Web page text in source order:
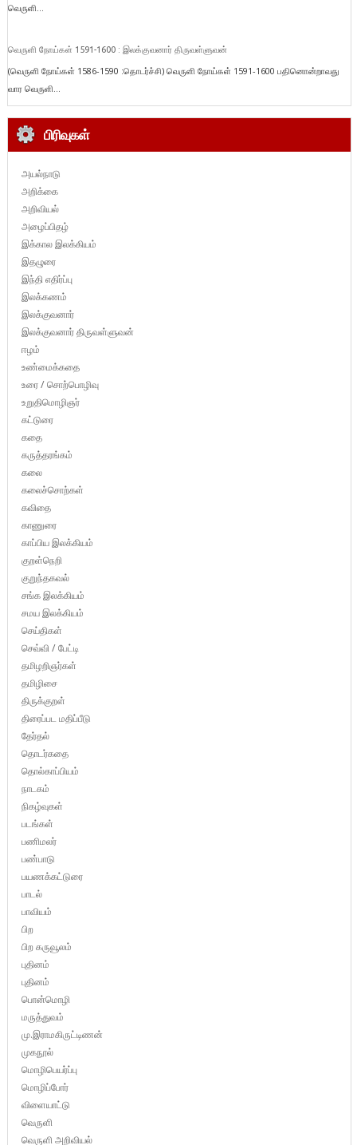
வெருளி...
வெருளி நோய்கள் 1591-1600 : இலக்குவனார் திருவள்ளுவன்
(வெருளி நோய்கள் 1586-1590 :தொடர்ச்சி) வெருளி நோய்கள் 1591-1600 பதினொன்றாவது
வார வெருளி...
பிரிவுகள்
அயல்நாடு
அறிக்கை
அறிவியல்
அழைப்பிதழ்
இக்கால இலக்கியம்
இதழுரை
இந்தி எதிர்ப்பு
இலக்கணம்
இலக்குவனார்
இலக்குவனார் திருவள்ளுவன்
ஈழம்
உண்மைக்கதை
உரை / சொற்பொழிவு
உறுதிமொழிஞர்
கட்டுரை
கதை
கருத்தரங்கம்
கலை
கலைச்சொற்கள்
கவிதை
காணுரை
காப்பிய இலக்கியம்
குறள்நெறி
குறுந்தகவல்
சங்க இலக்கியம்
சமய இலக்கியம்
செய்திகள்
செவ்வி / பேட்டி
தமிழறிஞர்கள்
தமிழிசை
திருக்குறள்
திரைப்பட மதிப்பீடு
தேர்தல்
தொடர்கதை
தொல்காப்பியம்
நாடகம்
நிகழ்வுகள்
படங்கள்
பணிமலர்
பண்பாடு
பயணக்கட்டுரை
பாடல்
பாவியம்
பிற
பிற கருவூலம்
புதினம்
புதினம்
பொன்மொழி
மருத்துவம்
மு.இராமகிருட்டிணன்
முகநூல்
மொழிபெயர்ப்பு
மொழிப்போர்
விளையாட்டு
வெருளி
வெருளி அறிவியல்